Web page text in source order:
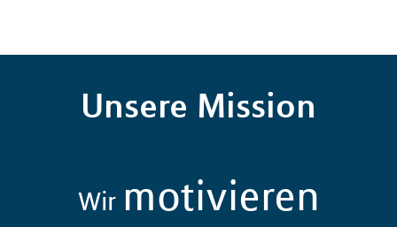
Unsere Mission
Wir motivieren